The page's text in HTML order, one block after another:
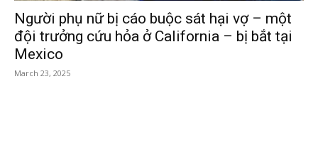
Người phụ nữ bị cáo buộc sát hại vợ – một
đội trưởng cứu hỏa ở California – bị bắt tại
Mexico
March 23, 2025